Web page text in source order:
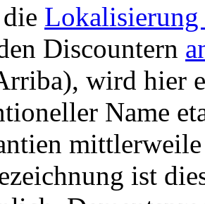
Lokalisierung
Discountern
wird hier
Name
mittlerweile
ist